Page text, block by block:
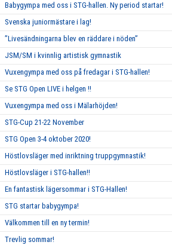
Babygympa med oss i STG-hallen. Ny period startar!
Svenska juniormästare i lag!
”Livesändningarna blev en räddare i nöden”
JSM/SM i kvinnlig artistisk gymnastik
Vuxengympa med oss på fredagar i STG-hallen!
Se STG Open LIVE i helgen !!
Vuxengympa med oss i Mälarhöjden!
STG-Cup 21-22 November
STG Open 3-4 oktober 2020!
Höstlovsläger med inriktning truppgymnastik!
Höstlovsläger i STG-hallen!!
En fantastisk lägersommar i STG-Hallen!
STG startar babygympa!
Välkommen till en ny termin!
Trevlig sommar!